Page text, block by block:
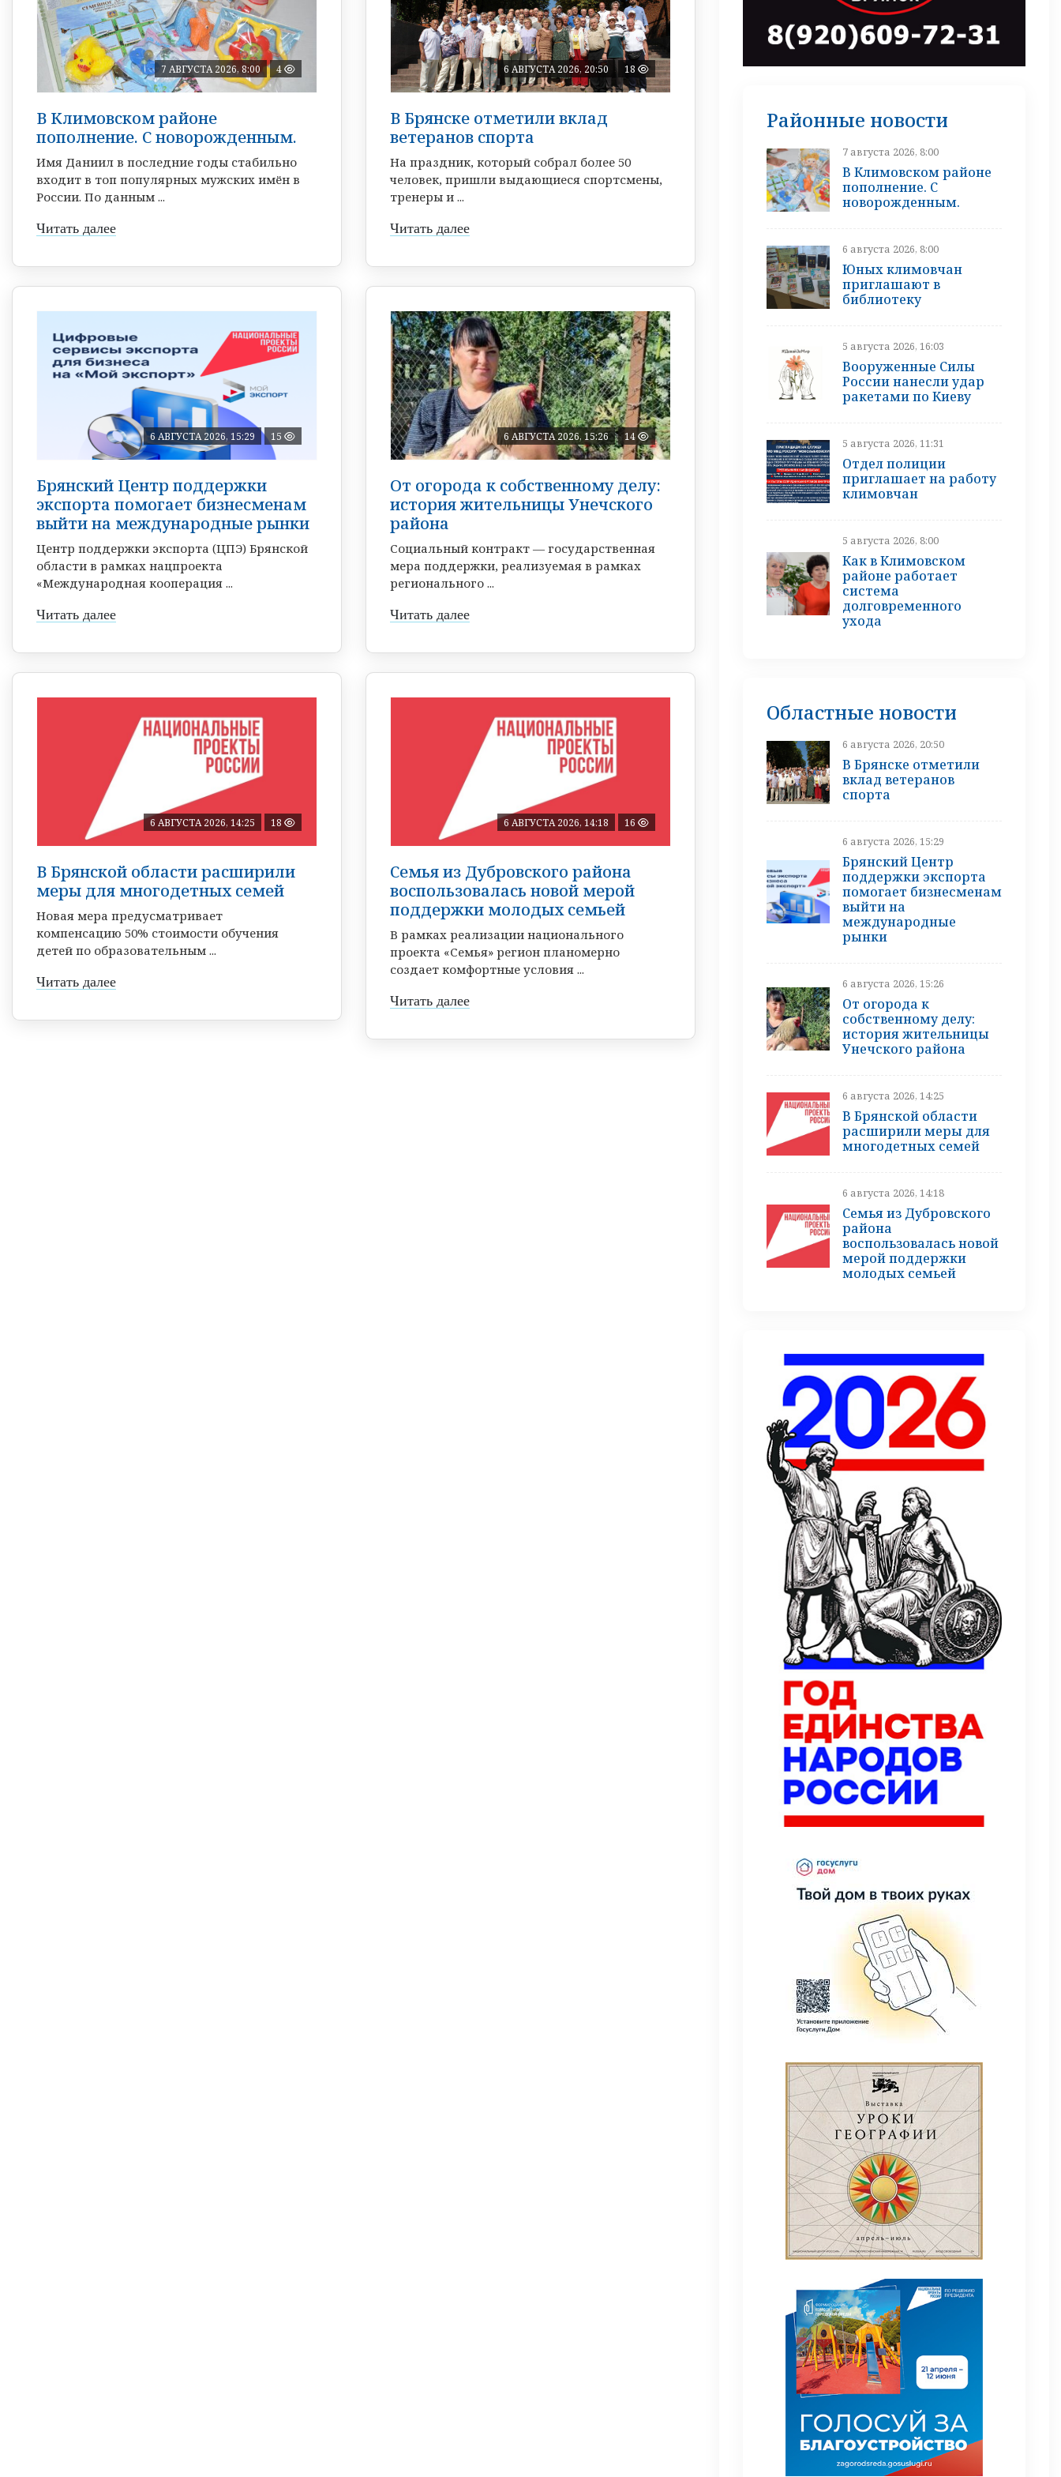
7 АВГУСТА 2026, 8:00 4
В Климовском районе
пополнение. С новорожденным.
Имя Даниил в последние годы стабильно
входит в топ популярных мужских имён в
России. По данным ...
Читать далее
6 АВГУСТА 2026, 20:50 18
В Брянске отметили вклад
ветеранов спорта
На праздник, который собрал более 50
человек, пришли выдающиеся спортсмены,
тренеры и ...
Читать далее
6 АВГУСТА 2026, 15:29 15
Брянский Центр поддержки
экспорта помогает бизнесменам
выйти на международные рынки
Центр поддержки экспорта (ЦПЭ) Брянской
области в рамках нацпроекта
«Международная кооперация ...
Читать далее
6 АВГУСТА 2026, 15:26 14
От огорода к собственному делу:
история жительницы Унечского
района
Социальный контракт — государственная
мера поддержки, реализуемая в рамках
регионального ...
Читать далее
6 АВГУСТА 2026, 14:25 18
В Брянской области расширили
меры для многодетных семей
Новая мера предусматривает
компенсацию 50% стоимости обучения
детей по образовательным ...
Читать далее
6 АВГУСТА 2026, 14:18 16
Семья из Дубровского района
воспользовалась новой мерой
поддержки молодых семьей
В рамках реализации национального
проекта «Семья» регион планомерно
создает комфортные условия ...
Читать далее
Районные новости
7 августа 2026, 8:00
В Климовском районе
пополнение. С
новорожденным.
6 августа 2026, 8:00
Юных климовчан
приглашают в
библиотеку
5 августа 2026, 16:03
Вооруженные Силы
России нанесли удар
ракетами по Киеву
5 августа 2026, 11:31
Отдел полиции
приглашает на работу
климовчан
5 августа 2026, 8:00
Как в Климовском
районе работает
система
долговременного
ухода
Областные новости
6 августа 2026, 20:50
В Брянске отметили
вклад ветеранов
спорта
6 августа 2026, 15:29
Брянский Центр
поддержки экспорта
помогает бизнесменам
выйти на
международные
рынки
6 августа 2026, 15:26
От огорода к
собственному делу:
история жительницы
Унечского района
6 августа 2026, 14:25
В Брянской области
расширили меры для
многодетных семей
6 августа 2026, 14:18
Семья из Дубровского
района
воспользовалась новой
мерой поддержки
молодых семьей